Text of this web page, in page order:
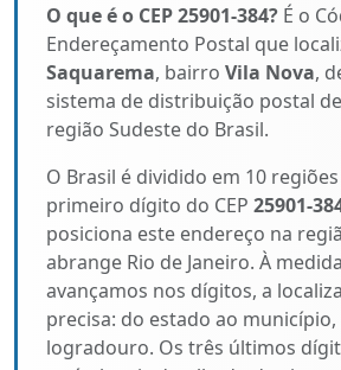
O que é o CEP 25901-384? É o
Endereçamento Postal que
Saquarema, bairro Vila Nova,
sistema de distribuição postal de
região Sudeste do Brasil.
O Brasil é dividido em 10
primeiro dígito do CEP 25901-
posiciona este endereço na
abrange Rio de Janeiro. À
avançamos nos dígitos, a
precisa: do estado ao
logradouro. Os três últimos